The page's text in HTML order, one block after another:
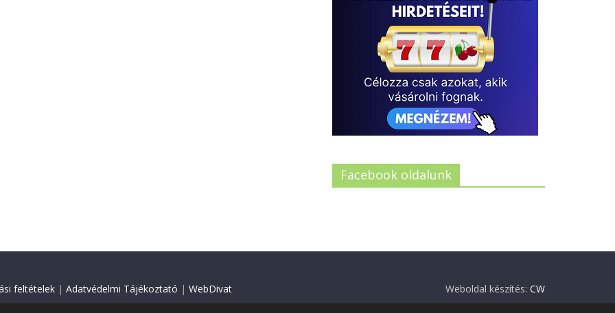
Facebook oldalunk
feltételek | Adatvédelmi Tájékoztató | WebDivat Weboldal készítés: CW